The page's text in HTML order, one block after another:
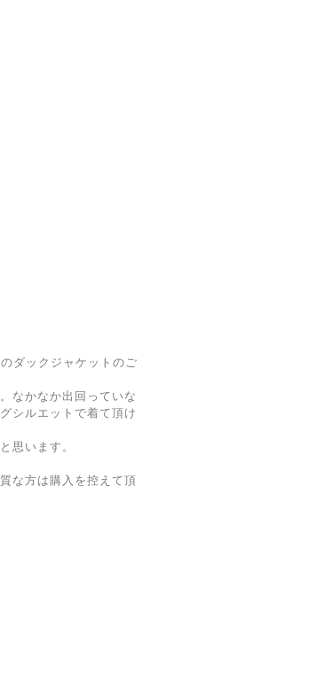
ダックジャケットのご
なかなか出回っていな
シルエットで着て頂け
思います。
な方は購入を控えて頂